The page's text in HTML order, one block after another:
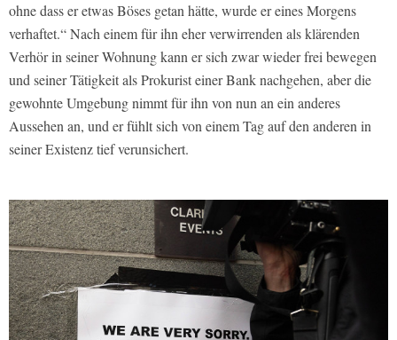
ohne dass er etwas Böses getan hätte, wurde er eines Morgens
verhaftet.“ Nach einem für ihn eher verwirrenden als klärenden
Verhör in seiner Wohnung kann er sich zwar wieder frei bewegen
und seiner Tätigkeit als Prokurist einer Bank nachgehen, aber die
gewohnte Umgebung nimmt für ihn von nun an ein anderes
Aussehen an, und er fühlt sich von einem Tag auf den anderen in
seiner Existenz tief verunsichert.